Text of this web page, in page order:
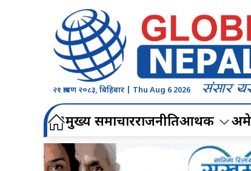
२१ श्रावण २०८३, बिहिबार | Thu Aug 6 2026
मुख्य समाचारराजनीतिआर्थिक